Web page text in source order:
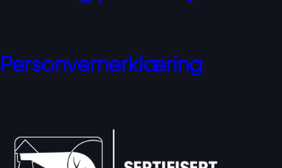
Personvernerklæring